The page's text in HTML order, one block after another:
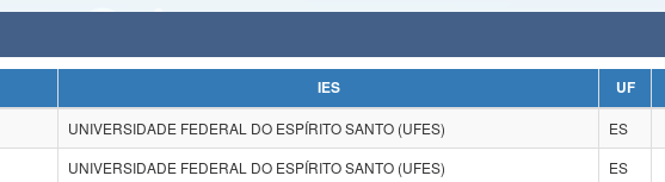
IES UF
UNIVERSIDADE FEDERAL DO ESPÍRITO SANTO (UFES) ES
UNIVERSIDADE FEDERAL DO ESPÍRITO SANTO (UFES) ES